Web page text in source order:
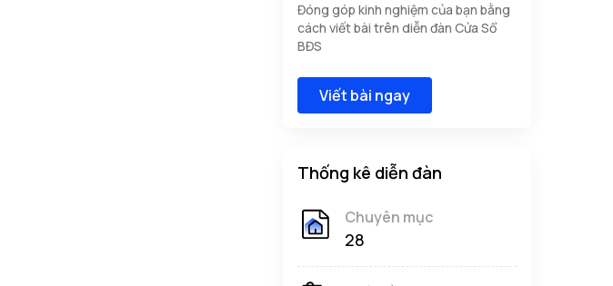
Đóng góp kinh nghiệm của bạn bằng
cách viết bài trên diễn đàn Cửa Sổ
BĐS
Viết bài ngay
Thống kê diễn đàn
Chuyên mục
28